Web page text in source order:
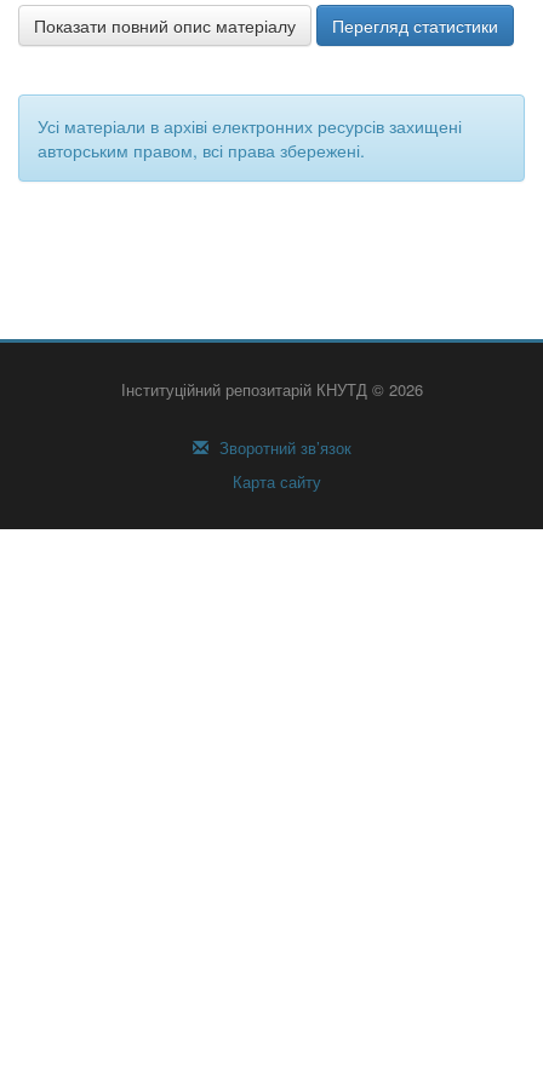
Показати повний опис матеріалу Перегляд статистики
Усі матеріали в архіві електронних ресурсів захищені
авторським правом, всі права збережені.
Інституційний репозитарій КНУТД © 2026
Зворотний зв’язок
Карта сайту